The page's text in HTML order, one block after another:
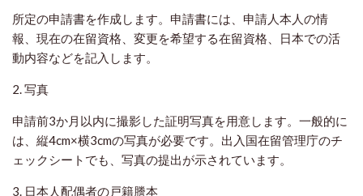
所定の申請書を作成します。申請書には、申請人本人の情
報、現在の在留資格、変更を希望する在留資格、日本での活
動内容などを記入します。
2. 写真
申請前3か月以内に撮影した証明写真を用意します。一般的に
は、縦4cm×横3cmの写真が必要です。出入国在留管理庁のチ
ェックシートでも、写真の提出が示されています。
3. 日本人配偶者の戸籍謄本